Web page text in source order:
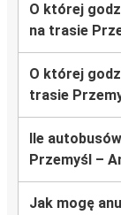
O której
na trasie
O której
trasie
Ile
Przemyśl –
Jak mogę